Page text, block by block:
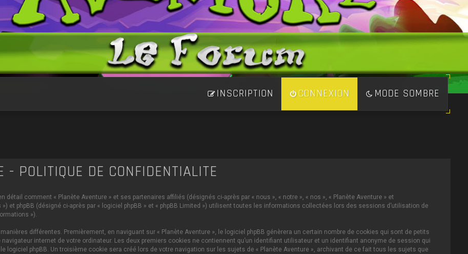
MODE SOMBRE
CONNEXION
INSCRIPTION
- POLITIQUE DE CONFIDENTIALITÉ
détail comment « Planète Aventure » et ses partenaires affiliés (désignés ci-après par « nous », « notre », « nos », « Planète Aventure » et
et phpBB (désigné ci-après par « logiciel phpBB » et « phpBB Limited ») utilisent toutes les informations collectées lors des sessions d’utilisation de
»).
différentes. Premièrement, en naviguant sur « Planète Aventure », le logiciel phpBB génèrera un certain nombre de cookies qui sont de petits
internet de votre ordinateur. Les deux premiers cookies ne contiennent qu’un identifiant utilisateur et un identifiant anonyme de session qui
logiciel phpBB. Un troisième cookie sera créé lors de votre navigation sur les sujets de « Planète Aventure », archivant de ce fait tous les sujets que